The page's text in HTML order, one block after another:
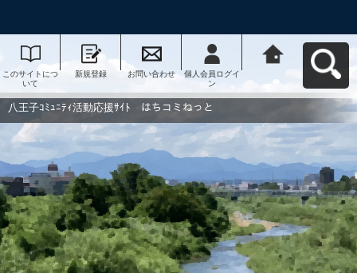
このサイトにつ
いて
新規登録 お問い合わせ
個人会員ログイ
ン
動応援ｻｲﾄ はち
コミねっとへ戻
八王子ｺﾐｭﾆﾃｨ活動応援ｻｲﾄ はちコミねっと